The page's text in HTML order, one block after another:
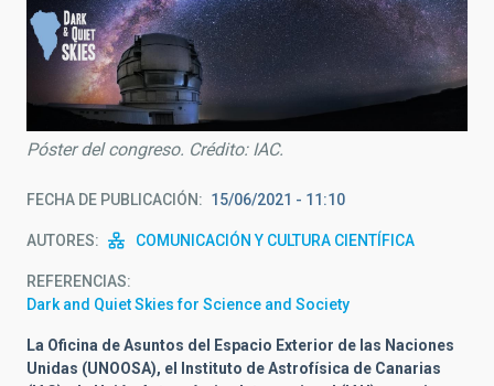
Póster del congreso. Crédito: IAC.
FECHA DE PUBLICACIÓN 15/06/2021 - 11:10
AUTORES COMUNICACIÓN Y CULTURA CIENTÍFICA
REFERENCIAS
Dark and Quiet Skies for Science and Society
La Oficina de Asuntos del Espacio Exterior de las Naciones
Unidas (UNOOSA), el Instituto de Astrofísica de Canarias